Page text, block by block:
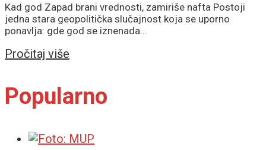
Kad god Zapad brani vrednosti, zamiriše nafta Postoji
jedna stara geopolitička slučajnost koja se uporno
ponavlja: gde god se iznenada...
Pročitaj više
Popularno